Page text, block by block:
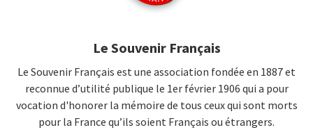
Le Souvenir Français
Le Souvenir Français est une association fondée en 1887 et
reconnue d’utilité publique le 1er février 1906 qui a pour
vocation d'honorer la mémoire de tous ceux qui sont morts
pour la France qu’ils soient Français ou étrangers.